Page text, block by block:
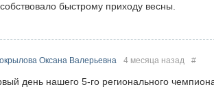
быстрому приходу весны.
Оксана Валерьевна 4 месяца назад #
день нашего 5-го регионального